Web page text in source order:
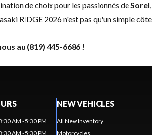
de choix pour les passionnés deSorel,
RIDGE 2026 n'est pas qu'un simple
au (819) 445-6686 !
AM - 5:30 PM
AM - 5:30 PM
NEW VEHICLES
All New Inventory
Motorcycles